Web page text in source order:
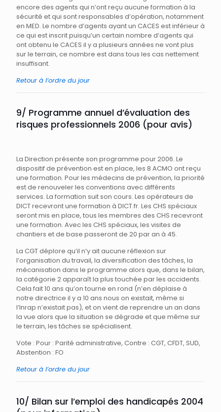
encore des agents qui n’ont reçu aucune formation à la
sécurité et qui sont responsables d’opération, notamment
en MED. Le nombre d’agents ayant un CACES est inférieur à
ce qui est inscrit puisqu’un certain nombre d’agents qui
ont obtenu le CACES il y a plusieurs années ne vont plus
sur le terrain, ce nombre est dans tous les cas nettement
insuffisant.
Retour à l’ordre du jour
9/ Programme annuel d’évaluation des
risques professionnels 2006 (pour avis)
La Direction présente son programme pour 2006. Le
dispositif de prévention est en place, les 8 ACMO ont reçu
une formation. Pour les médecins de prévention, la priorité
est de renouveler les conventions avec différents
services. La formation suit son cours. Les opérateurs de
DICT recevront une formation à DICT.fr. Les CHS spéciaux
seront mis en place, tous les membres des CHS recevront
une formation. Avec les CHS spéciaux, les visites de
chantiers et de base passeront de 20 par an à 45.
La CGT déplore qu’il n’y ait aucune réflexion sur
l’organisation du travail, la diversification des tâches, la
mécanisation dans le programme alors que, dans le bilan,
la catégorie 2 apparaît la plus touchée par les accidents.
Cela fait 10 ans qu’on tourne en rond (n’en déplaise à
notre directrice il y a 10 ans nous on existait, même si
l’Inrap n’existait pas), et on vient de reprendre un an dans
la vue alors que la situation se dégrade et que même sur
le terrain, les tâches se spécialisent.
Vote : Pour : Parité administrative, Contre : CGT, CFDT, SUD,
Abstention : FO
Retour à l’ordre du jour
10/ Bilan sur l’emploi des handicapés 2004